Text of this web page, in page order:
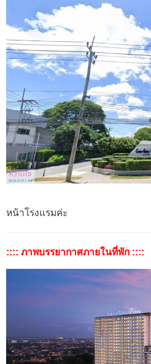
หน้าโรงแรมค่ะ
:::: ภาพบรรยากาศภายในที่พัก ::::